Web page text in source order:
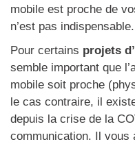
mobile est proche de
n’est pas indispensable.
Pour certains projets
semble important que
mobile soit proche
le cas contraire, il
depuis la crise de la
communication. Il vous